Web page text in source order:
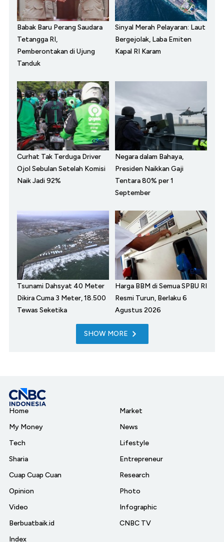
Babak Baru Perang Saudara
Tetangga RI,
Pemberontakan di Ujung
Tanduk
Sinyal Merah Pelayaran: Laut
Bergejolak, Laba Emiten
Kapal RI Karam
Curhat Tak Terduga Driver
Ojol Sebulan Setelah Komisi
Naik Jadi 92%
Negara dalam Bahaya,
Presiden Naikkan Gaji
Tentara 80% per 1
September
Tsunami Dahsyat 40 Meter
Dikira Cuma 3 Meter, 18.500
Tewas Seketika
Harga BBM di Semua SPBU RI
Resmi Turun, Berlaku 6
Agustus 2026
SHOW MORE
Home
My Money
Tech
Sharia
Cuap Cuap Cuan
Opinion
Video
Berbuatbaik.id
Index
Market
News
Lifestyle
Entrepreneur
Research
Photo
Infographic
CNBC TV